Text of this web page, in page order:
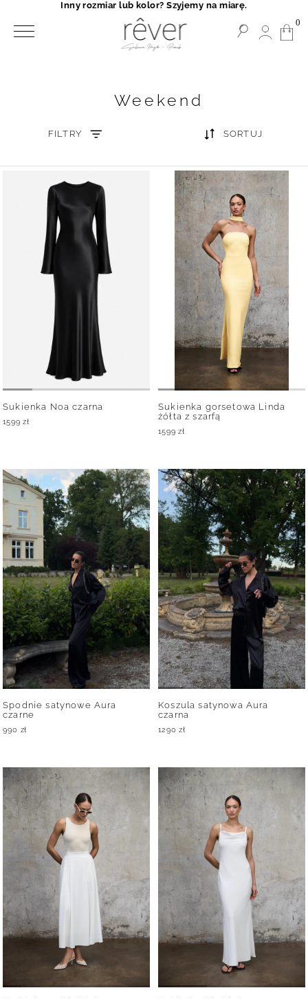
Weekend
FILTRY SORTUJ
Sukienka Noa czarna
1599zł
Sukienka gorsetowa Linda
żółta z szarfą
1599zł
Spodnie satynowe Aura
czarne
990 zł
Koszula satynowa Aura
czarna
1290zł
0
Inny rozmiar lub kolor? Szyjemy na miarę.